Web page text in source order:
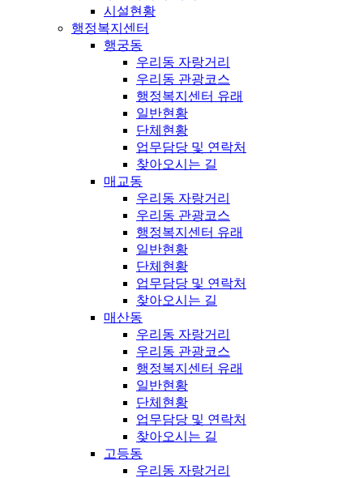
시설현황
행정복지센터
행궁동
우리동 자랑거리
우리동 관광코스
행정복지센터 유래
일반현황
단체현황
업무담당 및 연락처
찾아오시는 길
매교동
우리동 자랑거리
우리동 관광코스
행정복지센터 유래
일반현황
단체현황
업무담당 및 연락처
찾아오시는 길
매산동
우리동 자랑거리
우리동 관광코스
행정복지센터 유래
일반현황
단체현황
업무담당 및 연락처
찾아오시는 길
고등동
우리동 자랑거리